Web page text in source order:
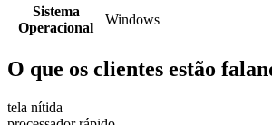
Sistema
Operacional
Windows
O que os clientes estão
tela nítida